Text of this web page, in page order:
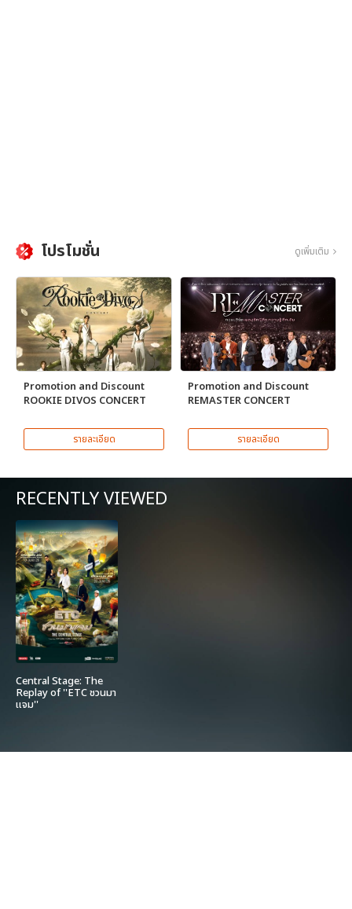
โปรโมชั่น ดูเพิ่มเติม
Promotion and Discount
ROOKIE DIVOS CONCERT
รายละเอียด
Promotion and Discount
REMASTER CONCERT
รายละเอียด
RECENTLY VIEWED
Central Stage: The
Replay of ''ETC ชวนมา
แจม''